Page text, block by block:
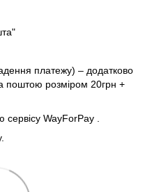
платежу) – додатково
поштою розміром 20грн +
WayForPay